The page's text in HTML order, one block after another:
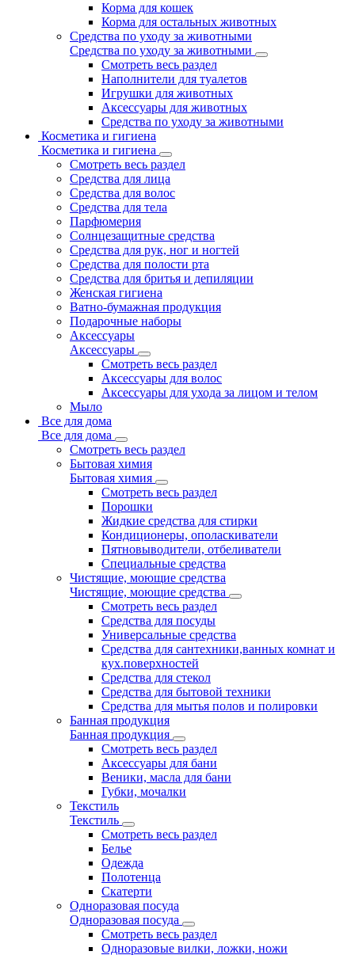
Корма для кошек
Корма для остальных животных
Средства по уходу за животными
Средства по уходу за животными
Смотреть весь раздел
Наполнители для туалетов
Игрушки для животных
Аксессуары для животных
Средства по уходу за животными
Косметика и гигиена
Косметика и гигиена
Смотреть весь раздел
Средства для лица
Средства для волос
Средства для тела
Парфюмерия
Солнцезащитные средства
Средства для рук, ног и ногтей
Средства для полости рта
Средства для бритья и депиляции
Женская гигиена
Ватно-бумажная продукция
Подарочные наборы
Аксессуары
Аксессуары
Смотреть весь раздел
Аксессуары для волос
Аксессуары для ухода за лицом и телом
Мыло
Все для дома
Все для дома
Смотреть весь раздел
Бытовая химия
Бытовая химия
Смотреть весь раздел
Порошки
Жидкие средства для стирки
Кондиционеры, ополаскиватели
Пятновыводители, отбеливатели
Специальные средства
Чистящие, моющие средства
Чистящие, моющие средства
Смотреть весь раздел
Средства для посуды
Универсальные средства
Средства для сантехники,ванных комнат и
кух.поверхностей
Средства для стекол
Средства для бытовой техники
Средства для мытья полов и полировки
Банная продукция
Банная продукция
Смотреть весь раздел
Аксессуары для бани
Веники, масла для бани
Губки, мочалки
Текстиль
Текстиль
Смотреть весь раздел
Белье
Одежда
Полотенца
Скатерти
Одноразовая посуда
Одноразовая посуда
Смотреть весь раздел
Одноразовые вилки, ложки, ножи